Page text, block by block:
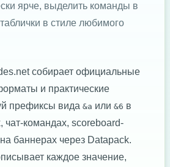
ярче, выделить команды в
в стиле любимого
собирает официальные
и практические
префиксы вида &a или &6 в
чат-командах, scoreboard-
баннерах через Datapack.
каждое значение,